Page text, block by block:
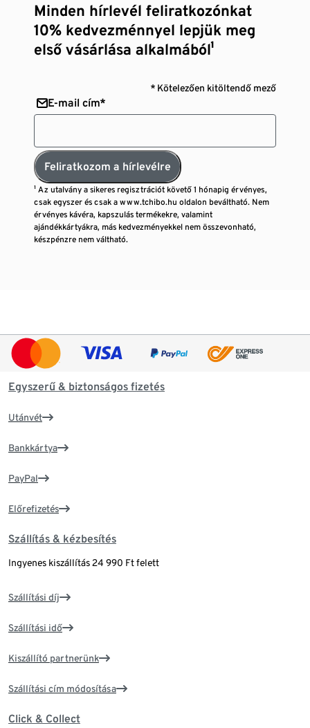
Minden hírlevél feliratkozónkat
10% kedvezménnyel lepjük meg
első vásárlása alkalmából¹
* Kötelezően kitöltendő mező
E-mail cím*
Feliratkozom a hírlevélre
¹ Az utalvány a sikeres regisztrációt követő 1 hónapig érvényes,
csak egyszer és csak a www.tchibo.hu oldalon beváltható. Nem
érvényes kávéra, kapszulás termékekre, valamint
ajándékkártyákra, más kedvezményekkel nem összevonható,
készpénzre nem váltható.
Egyszerű & biztonságos fizetés
Utánvét
Bankkártya
PayPal
Előrefizetés
Szállítás & kézbesítés
Ingyenes kiszállítás 24 990 Ft felett
Szállítási díj
Szállítási idő
Kiszállító partnerünk
Szállítási cím módosítása
Click & Collect